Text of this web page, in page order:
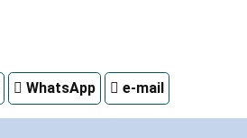
WhatsApp e-mail